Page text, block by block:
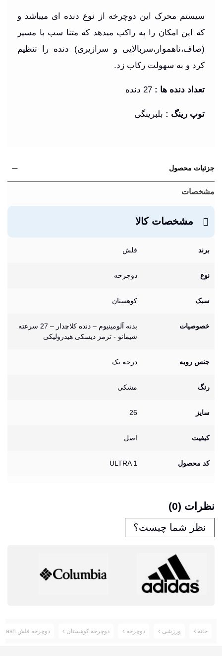
سیستم محرک این دوچرخه از نوع دنده ای میباشد و
که این امکان را به راکب میدهد که متنا سب با مسیر
(صاف،ناهموار،سربالایی و سرازیری) دنده را تنظیم
کرد و به سهولت رکاب زد.
تعداد دنده ها : 27 دنده
توپ رینگ : بلبرینگی
جزئیات محصول
مشخصات
مشخصات کالا
برند فلش
نوع دوچرخه
سبک کوهستان
خصوصیات
بدنه آلومینیوم – دنده کلاچدار – 27 سرعته
شیمانو - ترمز دیسکی هیدرولیکی
جنس رویه درجه یک
رنگ مشکی
سایز 26
کیفیت اصل
کد محصول ULTRA 1
نظرات (0)
نظر شما چیست؟
خانه ورزشی دوچرخه دوچرخه کوهستان دوچرخه فلش Flash کد BYC-00017 سایز 26 مدل 2016